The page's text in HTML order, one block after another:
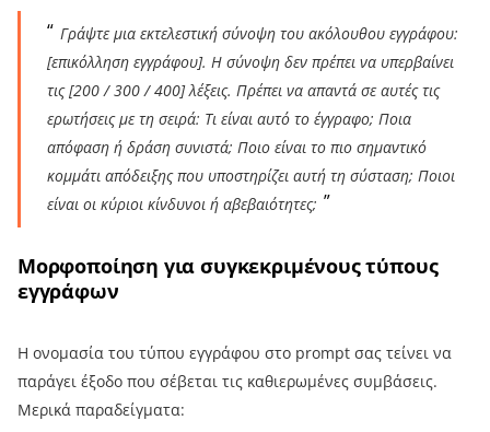
Γράψτε μια εκτελεστική σύνοψη του ακόλουθου εγγράφου:
[επικόλληση εγγράφου]. Η σύνοψη δεν πρέπει να υπερβαίνει
τις [200 / 300 / 400] λέξεις. Πρέπει να απαντά σε αυτές τις
ερωτήσεις με τη σειρά: Τι είναι αυτό το έγγραφο; Ποια
απόφαση ή δράση συνιστά; Ποιο είναι το πιο σημαντικό
κομμάτι απόδειξης που υποστηρίζει αυτή τη σύσταση; Ποιοι
είναι οι κύριοι κίνδυνοι ή αβεβαιότητες;
Μορφοποίηση για συγκεκριμένους τύπους
εγγράφων
Η ονομασία του τύπου εγγράφου στο prompt σας τείνει να
παράγει έξοδο που σέβεται τις καθιερωμένες συμβάσεις.
Μερικά παραδείγματα: